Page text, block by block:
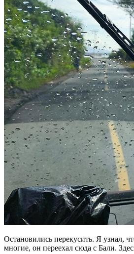
Остановились перекусить. Я узнал,
многие, он переехал сюда с Бали.